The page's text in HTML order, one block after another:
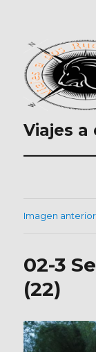
Viajes a
Imagen anterior
02-3
(22)